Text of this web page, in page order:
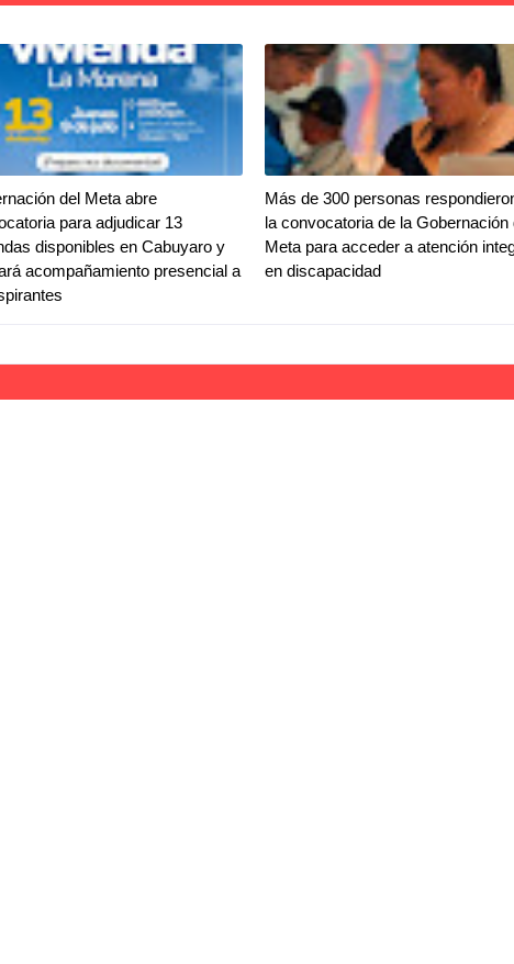
del Meta abre
para adjudicar 13
disponibles en Cabuyaro y
acompañamiento presencial a
Más de 300 personas
la convocatoria de la Gobernación
Meta para acceder a atención
en discapacidad